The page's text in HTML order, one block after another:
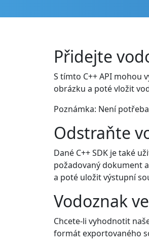
Přidejte
S tímto C++ API mohou
obrázku a poté vložit
Poznámka: Není
Odstraňte
Dané C++ SDK je také
požadovaný dokument
a poté uložit výstupní
Vodoznak
Chcete-li vyhodnotit
formát exportovaného